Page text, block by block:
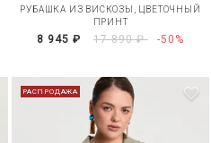
РУБАШКА ИЗ ВИСКОЗЫ, ЦВЕТОЧНЫЙ
ПРИНТ
8 945 ₽ 17 890 ₽ -50%
РАСПРОДАЖА